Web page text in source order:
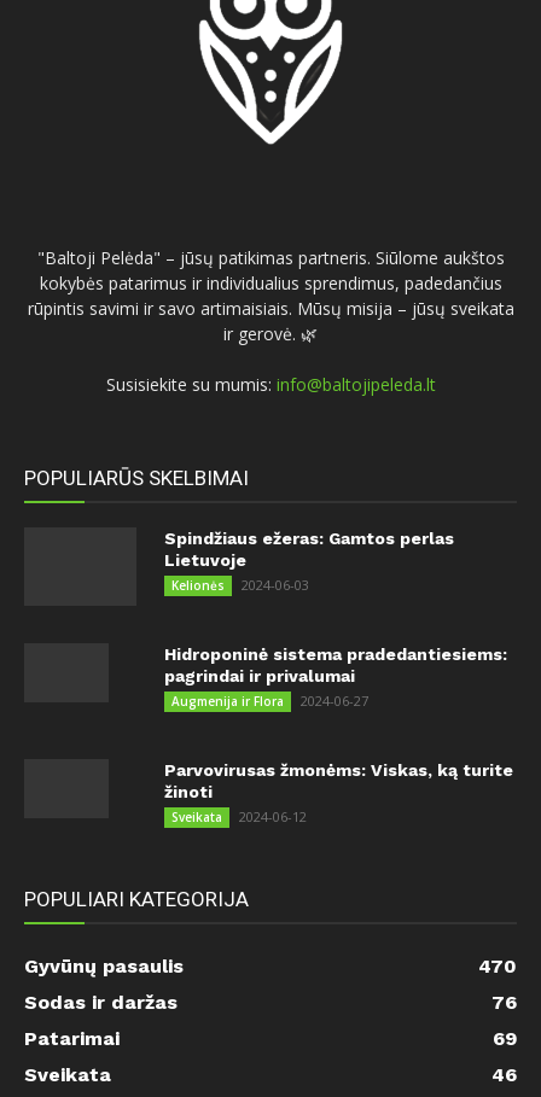
"Baltoji Pelėda" – jūsų patikimas partneris. Siūlome aukštos
kokybės patarimus ir individualius sprendimus, padedančius
rūpintis savimi ir savo artimaisiais. Mūsų misija – jūsų sveikata
ir gerovė. 🌿
Susisiekite su mumis: info@baltojipeleda.lt
POPULIARŪS SKELBIMAI
Spindžiaus ežeras: Gamtos perlas
Lietuvoje
Kelionės 2024-06-03
Hidroponinė sistema pradedantiesiems:
pagrindai ir privalumai
Augmenija ir Flora 2024-06-27
Parvovirusas žmonėms: Viskas, ką turite
žinoti
Sveikata 2024-06-12
POPULIARI KATEGORIJA
Gyvūnų pasaulis
470
Sodas ir daržas
76
Patarimai
69
Sveikata
46